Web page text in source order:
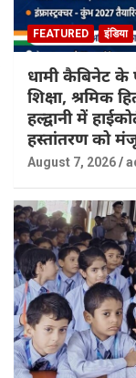
FEATURED इंडिया
धामी कैबिनेट के
शिक्षा, श्रमिक
हल्द्वानी में
हस्तांतरण को
August 7, 2026